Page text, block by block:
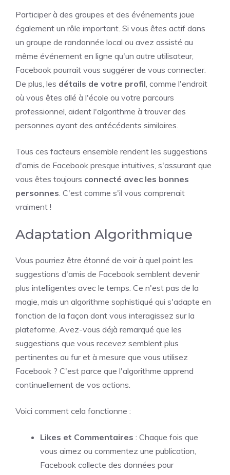
Participer à des groupes et des événements joue
également un rôle important. Si vous êtes actif dans
un groupe de randonnée local ou avez assisté au
même événement en ligne qu'un autre utilisateur,
Facebook pourrait vous suggérer de vous connecter.
De plus, les détails de votre profil , comme l'endroit
où vous êtes allé à l'école ou votre parcours
professionnel, aident l'algorithme à trouver des
personnes ayant des antécédents similaires.
Tous ces facteurs ensemble rendent les suggestions
d'amis de Facebook presque intuitives, s'assurant que
vous êtes toujours connecté avec les bonnes
personnes . C'est comme s'il vous comprenait
vraiment !
Adaptation Algorithmique
Vous pourriez être étonné de voir à quel point les
suggestions d'amis de Facebook semblent devenir
plus intelligentes avec le temps. Ce n'est pas de la
magie, mais un algorithme sophistiqué qui s'adapte en
fonction de la façon dont vous interagissez sur la
plateforme. Avez-vous déjà remarqué que les
suggestions que vous recevez semblent plus
pertinentes au fur et à mesure que vous utilisez
Facebook ? C'est parce que l'algorithme apprend
continuellement de vos actions.
Voici comment cela fonctionne :
Likes et Commentaires : Chaque fois que
vous aimez ou commentez une publication,
Facebook collecte des données pour